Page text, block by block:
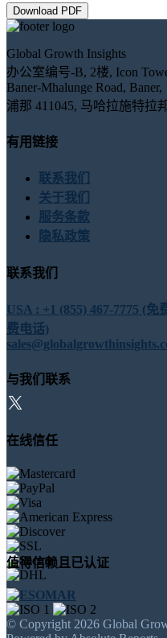
Download PDF
Global Growth Insights
办公室编号-B, 2楼, Icon
Baner-Mhalunge Road, Baner,
浦那 411045, 马哈拉施特拉
有用链接
联系我们
关于我们
服务条款
隐私政策
联系我们
USA : +1 (855) 467-7775 (免
费电话)
与我们联系
在线信任
值得信赖且已认证
© Copyright 2026 Global